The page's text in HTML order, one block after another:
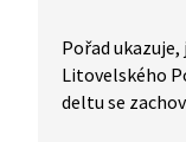
Pořad
Litovelského
deltu se